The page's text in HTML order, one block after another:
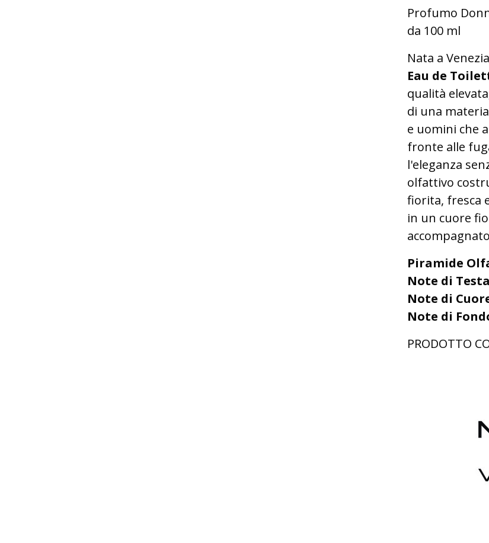
Profumo
da 100 ml
Nata a
Eau de
qualità
di una
e uomini che
fronte alle
l'eleganza
olfattivo
fiorita, fresca
in un cuore
Piramide
Note di Testa
Note di
Note di
PRODOTTO